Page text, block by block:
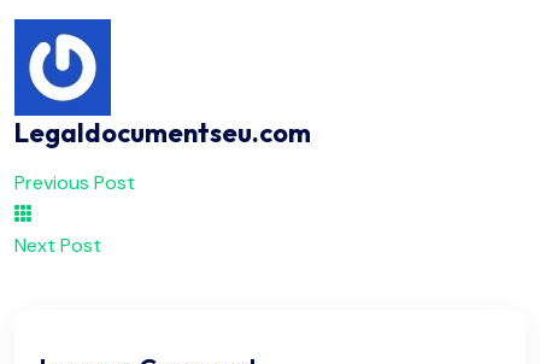
Legaldocumentseu.com
Previous Post
Next Post